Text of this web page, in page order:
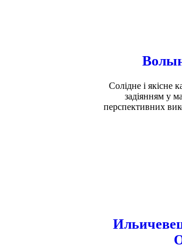
Солідне і якісне
задіянням у
перспективних